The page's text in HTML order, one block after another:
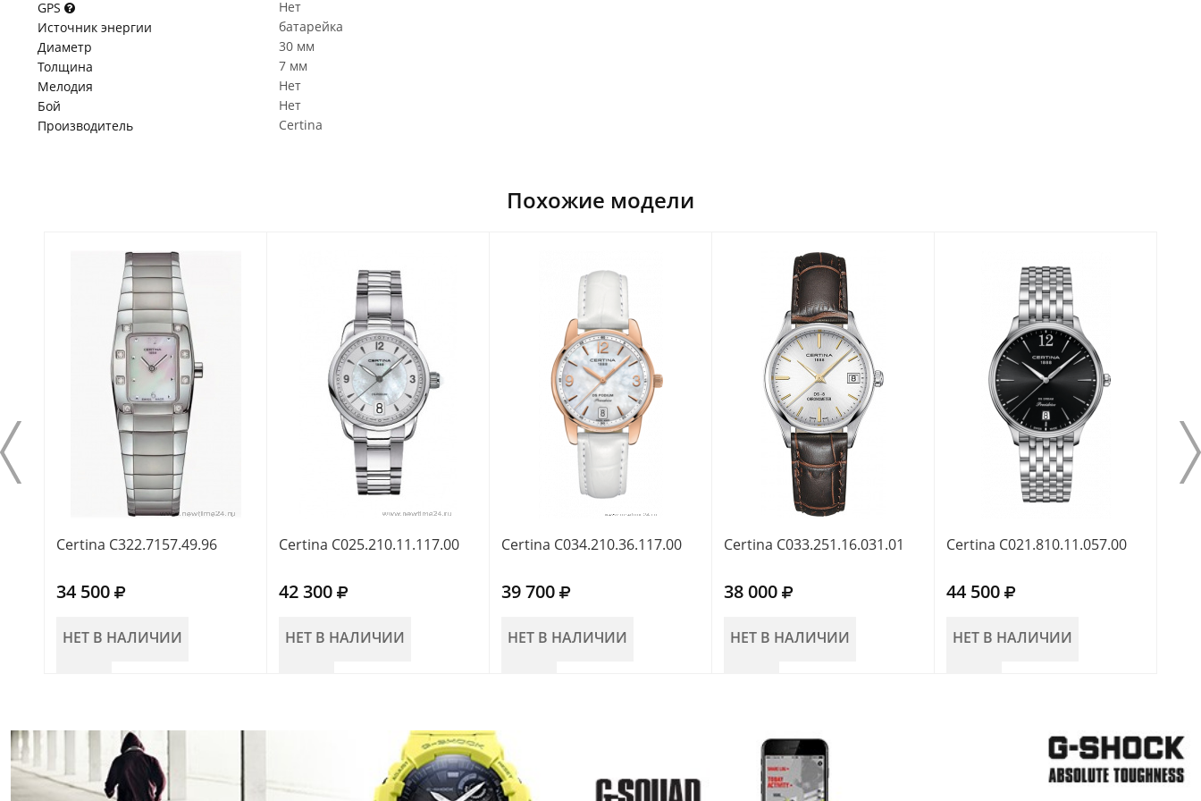
GPS
Нет
Источник энергии
батарейка
Диаметр
30 мм
Толщина
7 мм
Мелодия
Нет
Бой
Нет
Производитель
Certina
Похожие модели
Certina C322.7157.49.96
34 500
НЕТ В НАЛИЧИИ
Certina C025.210.11.117.00
42 300
НЕТ В НАЛИЧИИ
Certina C034.210.36.117.00
39 700
НЕТ В НАЛИЧИИ
Certina C033.251.16.031.01
38 000
НЕТ В НАЛИЧИИ
Certina C021.810.11.057.00
44 500
НЕТ В НАЛИЧИИ